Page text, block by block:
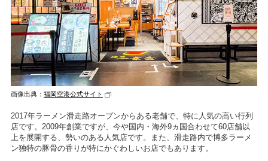
画像出典： 福岡空港公式サイト
2017年ラーメン滑走路オープンからある老舗で、特に人気の高い行列
店です。2009年創業ですが、今や国内・海外9ヵ国合わせて60店舗以
上を展開する、勢いのある人気店です。また、滑走路内で博多ラーメ
ン独特の豚骨の香りが特にかぐわしいお店でもあります。